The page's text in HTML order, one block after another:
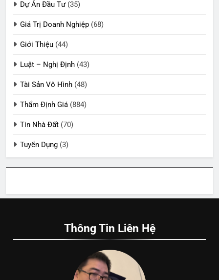
Dự Án Đầu Tư(35)
Giá Trị Doanh Nghiệp (68)
Giới Thiệu (44)
Luật – Nghị Định (43)
Tài Sản Vô Hình (48)
Thẩm Định Giá (884)
Tin Nhà Đất (70)
Tuyển Dụng (3)
Thông Tin Liên Hệ